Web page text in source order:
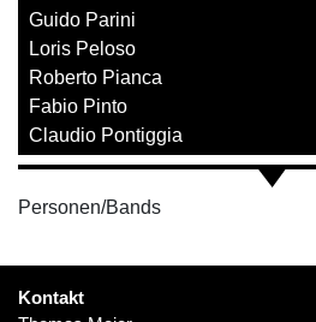
Guido Parini
Loris Peloso
Roberto Pianca
Fabio Pinto
Claudio Pontiggia
Personen/Bands
Kontakt